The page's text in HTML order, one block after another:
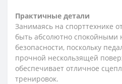
Практичные детали
Занимаясь на спорттехнике
быть абсолютно спокойными
безопасности, поскольку
прочной нескользящей
обеспечивает отличное
тренировок.